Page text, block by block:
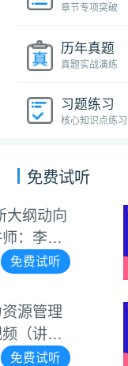
章节专项突破
历年真题
真题实战演练
习题练习
核心知识点练习
免费试听
中级经济师基础知识
记忆口诀带背视频
中级经济师工商管理
记忆口诀带背视频